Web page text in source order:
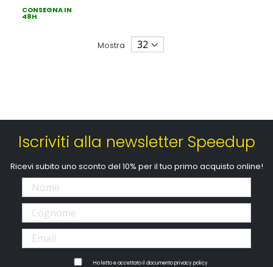
CONSEGNA IN
48H
Mostra
Iscriviti alla newsletter Speedup
Ricevi subito uno sconto del 10% per il tuo primo acquisto online!
Ho letto e accettato il documentoprivacy policy